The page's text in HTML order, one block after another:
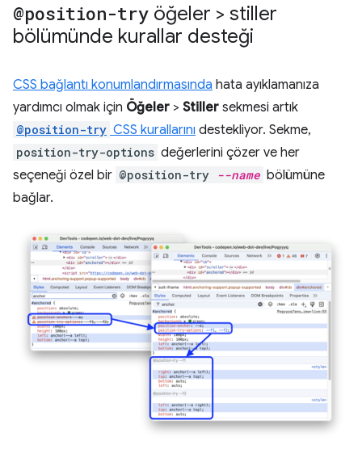
@position-try öğeler > stiller
bölümünde kurallar desteği
CSS bağlantı konumlandırmasında hata ayıklamanıza
yardımcı olmak için Öğeler > Stiller sekmesi artık
@position-try CSS kurallarını destekliyor. Sekme,
position-try-options değerlerini çözer ve her
seçeneği özel bir @position-try --name bölümüne
bağlar.